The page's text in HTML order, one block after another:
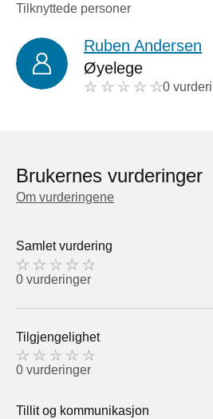
Tilknyttede personer
Ruben Andersen
Øyelege
0
Brukernes vurderinger
Om vurderingene
Samlet vurdering
0 vurderinger
Tilgjengelighet
0 vurderinger
Tillit og kommunikasjon